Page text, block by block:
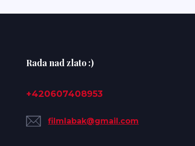
Rada nad zlato :)
+420607408953
filmlabak@gmail.com